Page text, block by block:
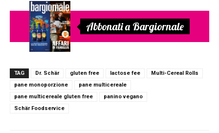
Abbonati a Bargiornale
TAG Dr. Schär gluten free lactose fee
Multi-Cereal Rolls
pane monoporzione
pane multicereale
pane multicereale gluten free
panino vegano
Schär Foodservice